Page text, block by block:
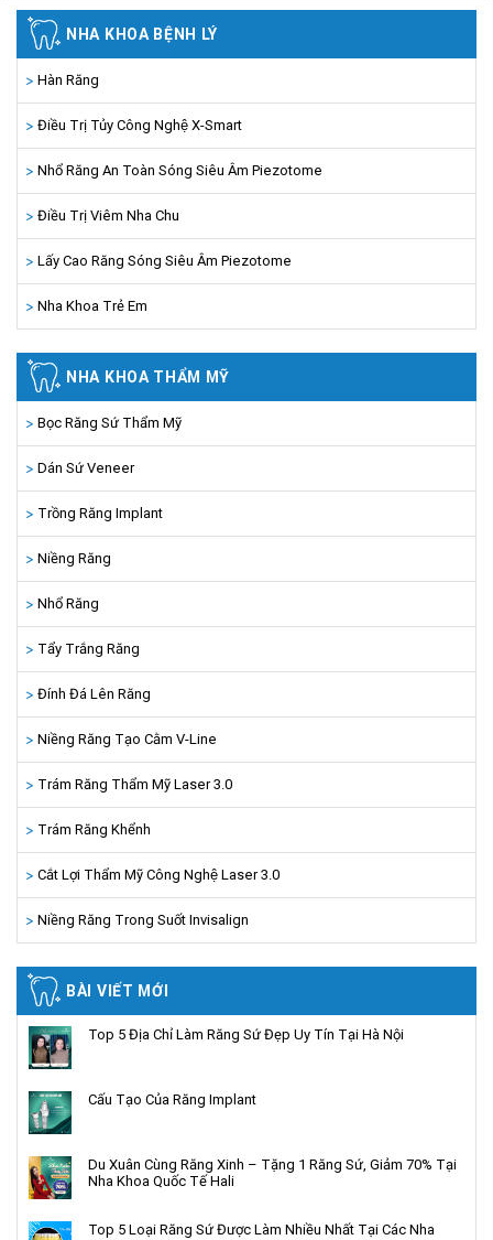
NHA KHOA BỆNH LÝ
Hàn Răng
Điều Trị Tủy Công Nghệ X-Smart
Nhổ Răng An Toàn Sóng Siêu Âm Piezotome
Điều Trị Viêm Nha Chu
Lấy Cao Răng Sóng Siêu Âm Piezotome
Nha Khoa Trẻ Em
NHA KHOA THẨM MỸ
Bọc Răng Sứ Thẩm Mỹ
Dán Sứ Veneer
Trồng Răng Implant
Niềng Răng
Nhổ Răng
Tẩy Trắng Răng
Đính Đá Lên Răng
Niềng Răng Tạo Cằm V-Line
Trám Răng Thẩm Mỹ Laser 3.0
Trám Răng Khểnh
Cắt Lợi Thẩm Mỹ Công Nghệ Laser 3.0
Niềng Răng Trong Suốt Invisalign
BÀI VIẾT MỚI
Top 5 Địa Chỉ Làm Răng Sứ Đẹp Uy Tín Tại Hà Nội
Cấu Tạo Của Răng Implant
Du Xuân Cùng Răng Xinh – Tặng 1 Răng Sứ, Giảm 70% Tại
Nha Khoa Quốc Tế Hali
Top 5 Loại Răng Sứ Được Làm Nhiều Nhất Tại Các Nha